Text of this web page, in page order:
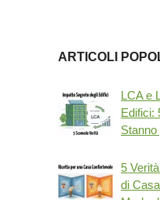
ARTICOLI
LCA e
Edifici:
5
di